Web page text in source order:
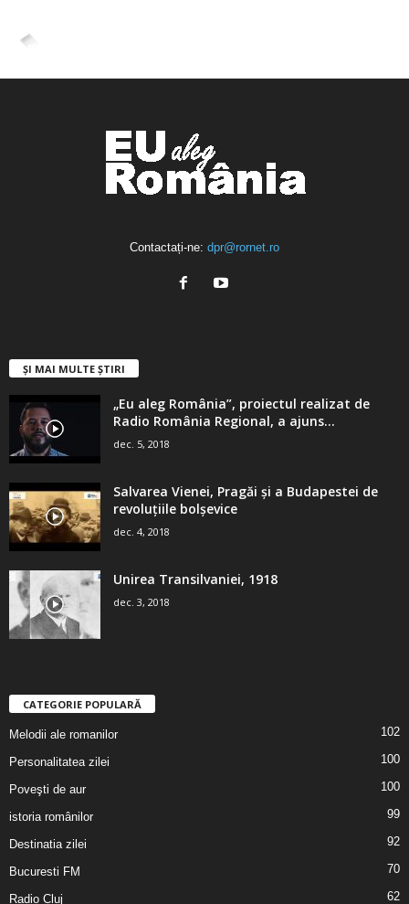
4,400
Contactați-ne: dpr@rornet.ro
ȘI MAI MULTE ȘTIRI
„Eu aleg România”, proiectul realizat de
Radio România Regional, a ajuns...
dec. 5, 2018
Salvarea Vienei, Pragăi şi a Budapestei de
revoluţiile bolşevice
dec. 4, 2018
Unirea Transilvaniei, 1918
dec. 3, 2018
CATEGORIE POPULARĂ
Melodii ale romanilor 102
Personalitatea zilei 100
Poveşti de aur 100
istoria românilor 99
Destinatia zilei 92
Bucuresti FM 70
Radio Cluj 62